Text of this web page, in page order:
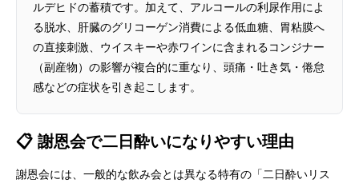
ルデヒドの蓄積です。加えて、アルコールの利尿作用によ
る脱水、肝臓のグリコーゲン消費による低血糖、胃粘膜へ
の直接刺激、ウイスキーや赤ワインに含まれるコンジナー
（副産物）の影響が複合的に重なり、頭痛・吐き気・倦怠
感などの症状を引き起こします。
📋 謝恩会で二日酔いになりやすい理由
謝恩会には、一般的な飲み会とは異なる特有の「二日酔いリス